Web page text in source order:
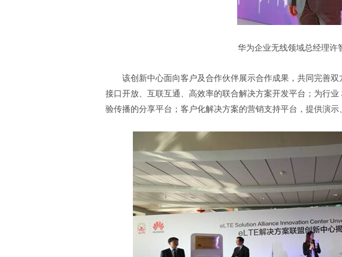
华为企业无线领域总经理许
该创新中心面向客户及合作伙伴展示合作成果，共同完善双
接口开放、互联互通、高效率的联合解决方案开发平台；为行
验传播的分享平台；客户化解决方案的营销支持平台，提供演示